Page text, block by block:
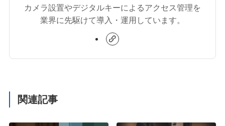
カメラ設置やデジタルキーによるアクセス管理を
業界に先駆けて導入・運用しています。
関連記事